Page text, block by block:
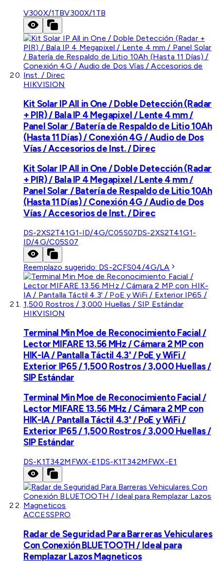
V300X/1TBV300X/1TB
HIKVISION
Kit Solar IP All in One / Doble Detección (Radar
+ PIR) / Bala IP 4 Megapixel / Lente 4 mm /
Panel Solar / Batería de Respaldo de Litio 10Ah
(Hasta 11 Días) / Conexión 4G / Audio de Dos
Vías / Accesorios de Inst. / Direc
Kit Solar IP All in One / Doble Detección (Radar
+ PIR) / Bala IP 4 Megapixel / Lente 4 mm /
Panel Solar / Batería de Respaldo de Litio 10Ah
(Hasta 11 Días) / Conexión 4G / Audio de Dos
Vías / Accesorios de Inst. / Direc
DS-2XS2T41G1-ID/4G/C05S07DS-2XS2T41G1-
ID/4G/C05S07
Reemplazo sugerido: DS-2CFS04/4G/LA
HIKVISION
Terminal Min Moe de Reconocimiento Facial /
Lector MIFARE 13.56 MHz / Cámara 2 MP con
HIK-IA / Pantalla Táctil 4.3' / PoE y WiFi /
Exterior IP65 / 1,500 Rostros / 3,000 Huellas /
SIP Estándar
Terminal Min Moe de Reconocimiento Facial /
Lector MIFARE 13.56 MHz / Cámara 2 MP con
HIK-IA / Pantalla Táctil 4.3' / PoE y WiFi /
Exterior IP65 / 1,500 Rostros / 3,000 Huellas /
SIP Estándar
DS-K1T342MFWX-E1 DS-K1T342MFWX-E1
ACCESSPRO
Radar de Seguridad Para Barreras Vehiculares
Con Conexión BLUETOOTH / Ideal para
Remplazar Lazos Magneticos